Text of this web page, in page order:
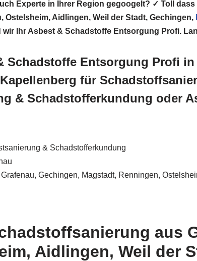
Experte in Ihrer Region gegoogelt? ✓ Toll
Aidlingen, Weil der Stadt, Gechingen,
Ihr Asbest & Schadstoffe Entsorgung Profi.
Entsorgung Profi in
für
& Schadstofferkundung oder
& Schadstofferkundung
Gechingen, Magstadt, Renningen,
aus
Aidlingen, Weil der